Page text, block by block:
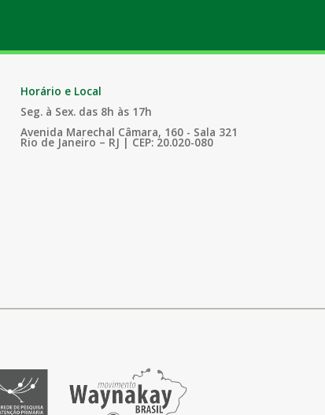
Horário e Local
Seg. à Sex. das 8h às 17h
Avenida Marechal Câmara, 160 - Sala 321
Rio de Janeiro – RJ | CEP: 20.020-080